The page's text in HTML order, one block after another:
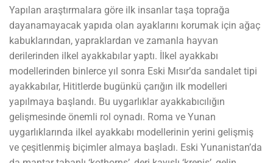
Yapılan araştırmalara göre ilk insanlar taşa toprağa
dayanamayacak yapıda olan ayaklarını korumak için ağaç
kabuklarından, yapraklardan ve zamanla hayvan
derilerinden ilkel ayakkabılar yaptı. İlkel ayakkabı
modellerinden binlerce yıl sonra Eski Mısır’da sandalet tipi
ayakkabılar, Hititlerde bugünkü çarığın ilk modelleri
yapılmaya başlandı. Bu uygarlıklar ayakkabıcılığın
gelişmesinde önemli rol oynadı. Roma ve Yunan
uygarlıklarında ilkel ayakkabı modellerinin yerini gelişmiş
ve çeşitlenmiş biçimler almaya başladı. Eski Yunanistan’da